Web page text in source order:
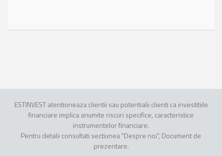
ESTINVEST atentioneaza clientii sau potentialii clienti ca investitiile
financiare implica anumite riscuri specifice, caracteristice
instrumentelor financiare.
Pentru detalii consultati sectiunea "Despre noi", Document de
prezentare.